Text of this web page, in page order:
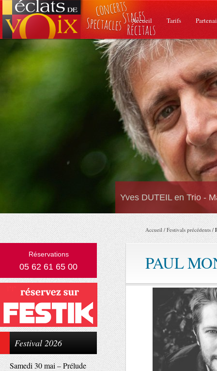
Accueil Tarifs
Yves DUTEIL en Trio -
Réservations
05 62 61 65 00
Festival 2026
Samedi 30 mai – Prélude
Accueil /Festivals précédents /
PAUL